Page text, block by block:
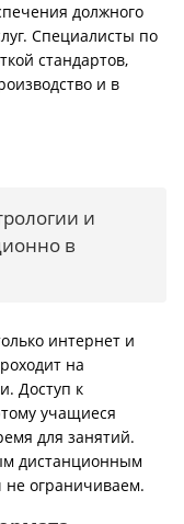
должного
Специалисты по
стандартов,
и в
и
в
интернет и
на
Доступ к
учащиеся
для занятий.
дистанционным
не ограничиваем.